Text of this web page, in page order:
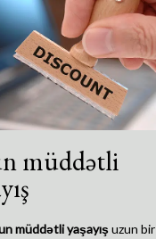
müddətli
müddətli yaşayışuzun bir